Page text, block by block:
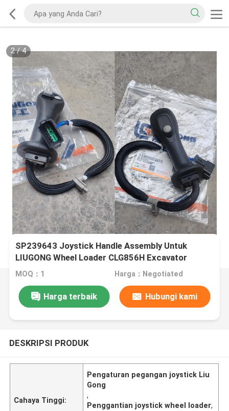
2/4
SP239643 Joystick Handle Assembly Untuk
LIUGONG Wheel Loader CLG856H Excavator
CLG920D、CLG922D、CLG925D CLG933E、
MOQ：1 Harga：Negotiated
Harga terbaik Hubungi kami
DESKRIPSI PRODUK
Cahaya Tinggi:
Pengaturan pegangan joystick Liu
Gong
,
Penggantian joystick wheel loader,